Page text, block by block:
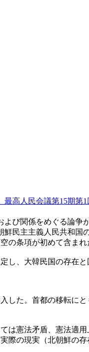
最高人民会議第15期第
び関係をめぐる論
民主主義人民共和国
の条項が初めて含まれ
し、大韓民国の存在
した。首都の移転に
は憲法矛盾、憲法適
際の現実（北朝鮮の